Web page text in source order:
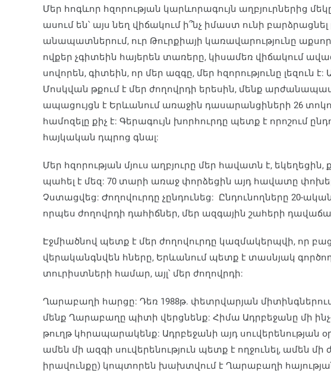
Մեր հոգևոր հզորության կարևորագույն աղբյուրներից
ասում են՝ այս նեղ վիճակում ի՞նչ իմաստ ունի
անապատներում, ուր Թուրքիայի կառավարությունը
ովքեր չգիտեին հայերեն տառերը, կիսամեռ վիճակում
սովորեն, գիտեին, որ մեր ազգը, մեր հզորությունը լեզուն
Մոսկվան թքում է մեր ժողովրդի երեսին, մենք
ապացույցն է Երևանում առաջին դասարանցիների 26
համոզելը քիչ է: Գերագույն խորհուրդը պետք է որոշում
հայկական դպրոց գնալ:
Մեր հզորության մյուս աղբյուրը մեր հավատն է, եկեղեցին,
պահել է մեզ: 70 տարի առաջ փորձեցին այդ հավատը
Չստացվեց: Ժողովուրդը չընդունեց: Ընդունողները 20-
որպես ժողովրդի դահիճներ, մեր ազգային շահերի
Էջմիածնով պետք է մեր ժողովուրդը կազմակերպվի, որ
վերականգնվեն հները, Երևանում պետք է տասնյակ գործող
տուրիստների համար, այլ՝ մեր ժողովրդի:
Ղարաբաղի հարցը: Դեռ 1988թ. փետրվարյան
մենք Ղարաբաղը պիտի վերցնենք: Հիմա Ադրբեջանը մի
թուղթ կհրապարակենք: Ադրբեջանի այդ սուվերենության
ամեն մի ազգի սուվերենություն պետք է ողջունել, ամեն մի
իրավունքը) կոպտորեն խախտվում է Ղարաբաղի